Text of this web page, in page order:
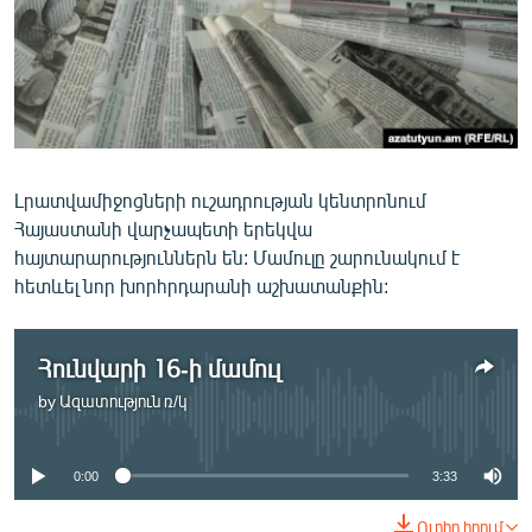
ՄԻՋԱԶԳԱՅԻՆ
ՄՇԱԿՈՒՅԹ
ՍՊՈՐՏ
ՄԵԿՆԱԲԱՆՈՒԹՅՈՒՆ
ՏՏ ԵՒ ԻՆՏԵՐՆԵՏ
ԿՈՐՈՆԱՎԻՐՈՒՍ
ԱՐԽԻՎ
ԲԱՆԱՎԵՃ
ՁԳՏԵԼՈՎ ԼԱՎԱԳՈՒՅՆԻՆ
Լրատվամիջոցների ուշադրության կենտրոնում
Հայաստանի վարչապետի երեկվա
հայտարարություններն են: Մամուլը շարունակում է
հետևել նոր խորհրդարանի աշխատանքին:
Հունվարի 16-ի մամուլ
by Ազատություն ռ/կ
No media source currently available
0:00 3:33
Ուղիղ հղում